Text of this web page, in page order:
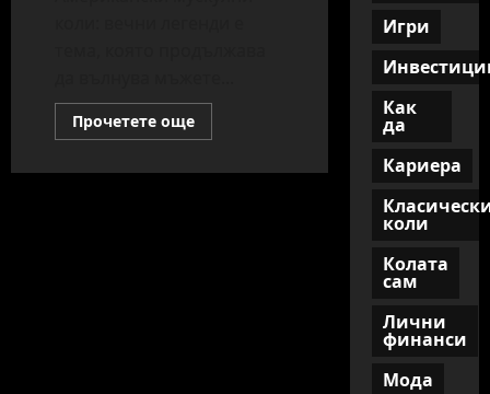
Прочетете ощеRead
more
Игри
Как
да
Кариера
коли
Колата
сам
Лични
финанси
Мода